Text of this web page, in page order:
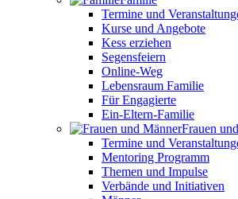
Termine und
Kurse und Angebote
Kess erziehen
Segensfeiern
Online-Weg
Lebensraum Familie
Für Engagierte
Ein-Eltern-Familie
Frauen
Termine und
Mentoring Programm
Themen und Impulse
Verbände und Initiativen